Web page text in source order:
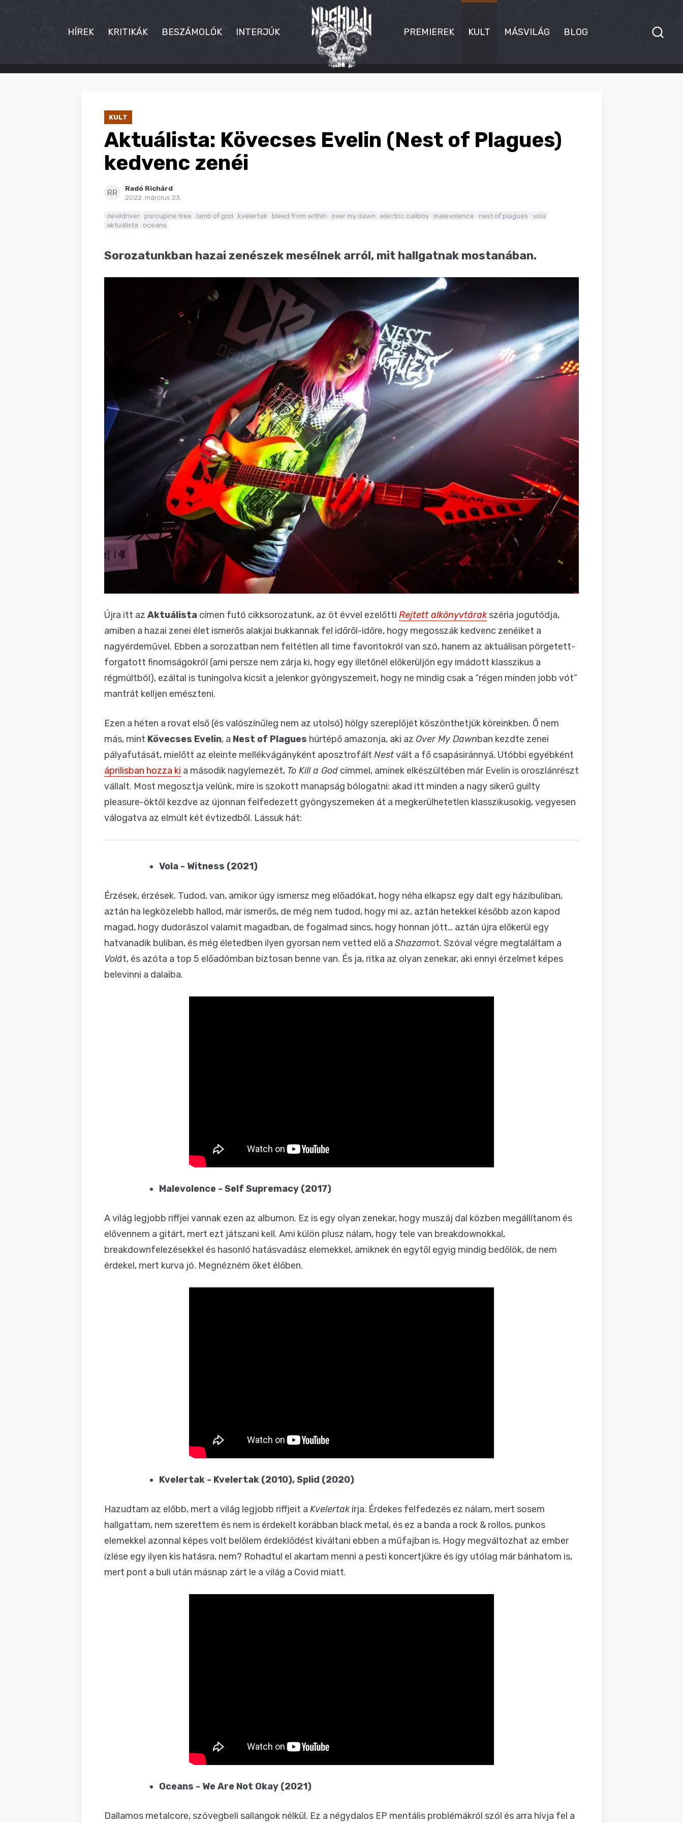
HÍREK KRITIKÁK BESZÁMOLÓK INTERJÚK PREMIEREK KULT MÁSVILÁG BLOG
HÍREK
KULT
Aktuálista: Kövecses Evelin (Nest of Plagues)
kedvenc zenéi
RR
Radó Richárd
2022. március 23.
devildriver porcupine tree lamb of god kvelertak bleed from within over my dawn electric callboy malevolence nest of plagues
vola
aktuálista
oceans
Sorozatunkban hazai zenészek mesélnek arról, mit hallgatnak mostanában.
Újra itt az Aktuálista címen futó cikksorozatunk, az öt évvel ezelőtti Rejtett alkönyvtárakszéria jogutódja,
amiben a hazai zenei élet ismerős alakjai bukkannak fel időről-időre, hogy megosszák kedvenc zenéiket a
nagyérdeművel. Ebben a sorozatban nem feltétlen all time favoritokról van szó, hanem az aktuálisan pörgetett-
forgatott finomságokról (ami persze nem zárja ki, hogy egy illetőnél előkerüljön egy imádott klasszikus a
régmúltból), ezáltal is tuningolva kicsit a jelenkor gyöngyszemeit, hogy ne mindig csak a “régen minden jobb vót”
mantrát kelljen emészteni.
Ezen a héten a rovat első (és valószínűleg nem az utolsó) hölgy szereplőjét köszönthetjük köreinkben. Ő nem
más, mint Kövecses Evelin, a Nest of Plagues húrtépő amazonja, aki az Over My Dawnban kezdte zenei
pályafutását, mielőtt az eleinte mellékvágányként aposztrofált Nestvált a fő csapásiránnyá. Utóbbi egyébként
áprilisban hozza ki a második nagylemezét, To Kill a God címmel, aminek elkészültében már Evelin is oroszlánrészt
vállalt. Most megosztja velünk, mire is szokott manapság bólogatni: akad itt minden a nagy sikerű guilty
pleasure-öktől kezdve az újonnan felfedezett gyöngyszemeken át a megkerülhetetlen klasszikusokig, vegyesen
válogatva az elmúlt két évtizedből. Lássuk hát:
Vola - Witness (2021)
Érzések, érzések. Tudod, van, amikor úgy ismersz meg előadókat, hogy néha elkapsz egy dalt egy házibuliban,
aztán ha legközelebb hallod, már ismerős, de még nem tudod, hogy mi az, aztán hetekkel később azon kapod
magad, hogy dudorászol valamit magadban, de fogalmad sincs, hogy honnan jött… aztán újra előkerül egy
hatvanadik buliban, és még életedben ilyen gyorsan nem vetted elő a Shazamot. Szóval végre megtaláltam a
Volát, és azóta a top 5 előadómban biztosan benne van. És ja, ritka az olyan zenekar, aki ennyi érzelmet képes
belevinni a dalaiba.
Malevolence - Self Supremacy (2017)
A világ legjobb riffjei vannak ezen az albumon. Ez is egy olyan zenekar, hogy muszáj dal közben megállítanom és
elővennem a gitárt, mert ezt játszani kell. Ami külön plusz nálam, hogy tele van breakdownokkal,
breakdownfelezésekkel és hasonló hatásvadász elemekkel, amiknek én egytől egyig mindig bedőlök, de nem
érdekel, mert kurva jó. Megnézném őket élőben.
Kvelertak - Kvelertak (2010), Splid (2020)
Hazudtam az előbb, mert a világ legjobb riffjeit a Kvelertakírja. Érdekes felfedezés ez nálam, mert sosem
hallgattam, nem szerettem és nem is érdekelt korábban black metal, és ez a banda a rock & rollos, punkos
elemekkel azonnal képes volt belőlem érdeklődést kiváltani ebben a műfajban is. Hogy megváltozhat az ember
ízlése egy ilyen kis hatásra, nem? Rohadtul el akartam menni a pesti koncertjükre és így utólag már bánhatom is,
mert pont a buli után másnap zárt le a világ a Covid miatt.
Oceans - We Are Not Okay (2021)
Dallamos metalcore, szövegbeli sallangok nélkül. Ez a négydalos EP mentális problémákról szól és arra hívja fel a